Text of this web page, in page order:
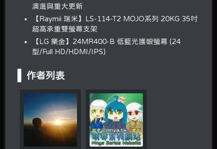
演進與重大更新
【Raymii 瑞米】LS-114-T2 MOJO系列 20KG 35吋
超高承重雙螢幕支架
【LG 樂金】24MR400-B 低藍光護眼螢幕 (24
型/Full HD/HDMI/IPS)
作者列表